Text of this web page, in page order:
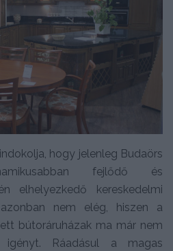
hogy jelenleg Budaörs
fejlődő és
elhelyezkedő kereskedelmi
nem elég, hiszen a
bútoráruházak ma már nem
igényt. Ráadásul a magas